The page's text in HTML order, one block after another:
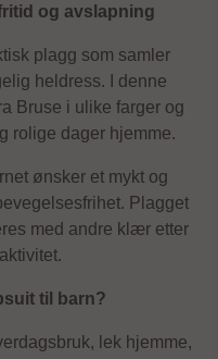
og avslapning
plagg som samler
heldress. I denne
Bruse i ulike farger og
rolige dager hjemme.
ønsker et mykt og
Plagget
med andre klær etter
til barn?
lek hjemme,